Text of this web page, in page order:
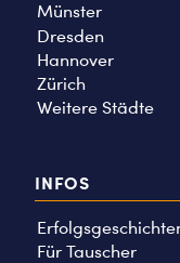
Münster
Dresden
Hannover
Zürich
Weitere Städte
INFOS
Für Tauscher